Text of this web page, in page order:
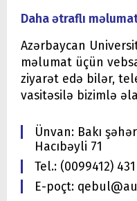
Daha ətraflı
Azərbaycan
məlumat üçün
ziyarət edə bilər,
vasitəsilə bizimlə
Ünvan: Bakı
Hacıbəyli 71
Tel.: (0099412)
E-poçt: